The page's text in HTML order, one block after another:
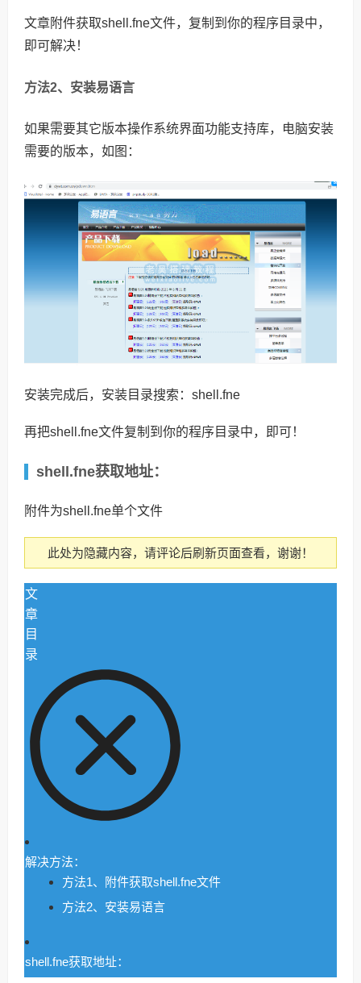
文章附件获取shell.fne文件，复制到你的程序目录中，
即可解决！
方法2、安装易语言
如果需要其它版本操作系统界面功能支持库，电脑安装
需要的版本，如图：
安装完成后，安装目录搜索：shell.fne
再把shell.fne文件复制到你的程序目录中，即可！
shell.fne获取地址：
附件为shell.fne单个文件
此处为隐藏内容，请评论后刷新页面查看，谢谢！
文
章
目
录
解决方法：
方法1、附件获取shell.fne文件
方法2、安装易语言
shell.fne获取地址：